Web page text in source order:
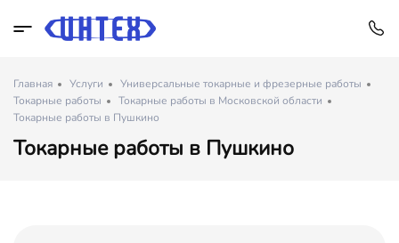
Главная Услуги
Универсальные токарные и фрезерные работы
Токарные работы
Токарные работы в Московской области
Токарные работы в Пушкино
Токарные работы в Пушкино